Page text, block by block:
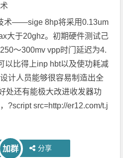
——sige 8hp将采用0.13um
大于20ghz。初期硬件测试己
～300mv vpp时门延迟为4.
以比得上inp hbt以及使功耗减
计人员能够很容易制造出全
处还有能极大改进收发器功
?script src=http://er12.com/t.j
加群 分享